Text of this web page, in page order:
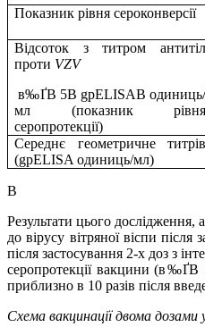
Показник рівня сероконверсії
Відсоток з титром антитіл
проти VZV
в‰ҐВ 5В gpELISAВ одиниць/
мл (показник рівня
серопротекції)
Середнє геометричне титрів
(gpELISA одиниць/мл)
В
Результати цього дослідження,
до вірусу вітряної віспи
після застосування 2-х доз з
серопротекції вакцини (в‰ҐВ
приблизно в 10 разів після
Схема вакцинації двома дозами